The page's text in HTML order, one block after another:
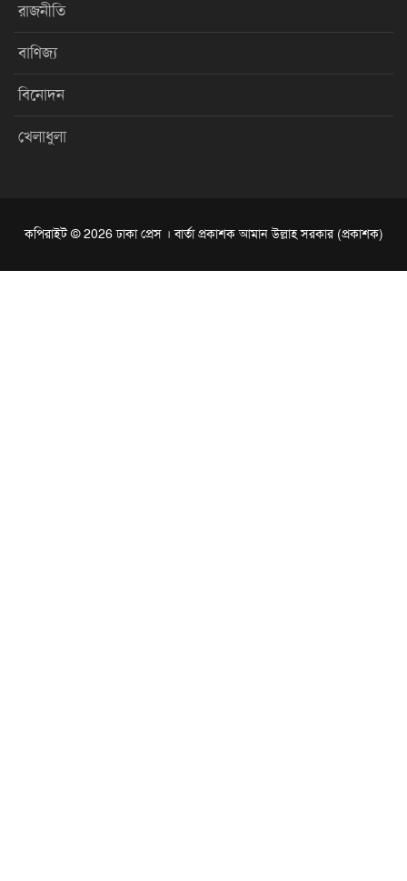
রাজনীতি
বাণিজ্য
বিনোদন
খেলাধুলা
কপিরাইট © 2026 ঢাকা প্রেস । বার্তা প্রকাশক আমান উল্লাহ সরকার (প্রকাশক)